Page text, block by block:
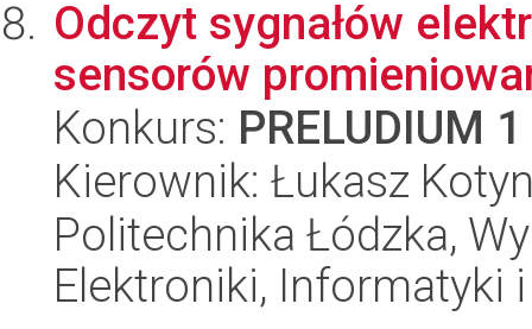
Odczyt sygnałów
sensorów
Konkurs: PRELUDIUM 1
Kierownik: Łukasz
Politechnika Łódzka,
Elektroniki, Informatyki